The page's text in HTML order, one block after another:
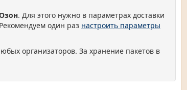
. Для этого нужно в параметрах доставки
один раз настроить параметры
организаторов. За хранение пакетов в